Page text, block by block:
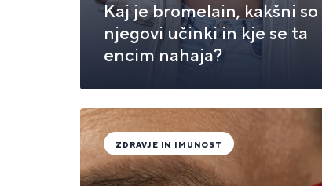
Kaj je bromelain, kakšni so
njegovi učinki in kje se ta
encim nahaja?
ZDRAVJE IN IMUNOST